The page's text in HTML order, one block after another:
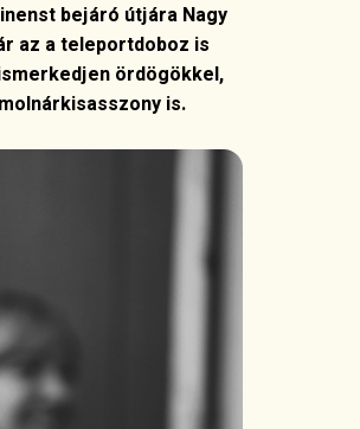
bejáró útjára Nagy
az a teleportdoboz is
ördögökkel,
is.